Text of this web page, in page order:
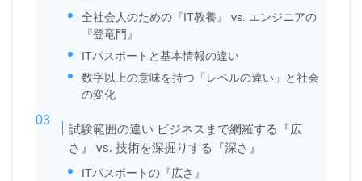
全社会人のための『IT教養』 vs. エンジニアの
『登竜門』
ITパスポートと基本情報の違い
数字以上の意味を持つ「レベルの違い」と社会
の変化
試験範囲の違い ビジネスまで網羅する『広
さ』 vs. 技術を深掘りする『深さ』
ITパスポートの『広さ』